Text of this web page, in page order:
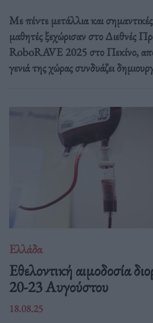
Με πέντε μετάλλια και σημαντικές
μαθητές ξεχώρισαν στο Διεθνές
RoboRAVE 2025 στο Πεκίνο,
γενιά της χώρας συνδυάζει
Ελλάδα
Eθελοντική αιμοδοσία
20-23 Αυγούστου
18.08.25